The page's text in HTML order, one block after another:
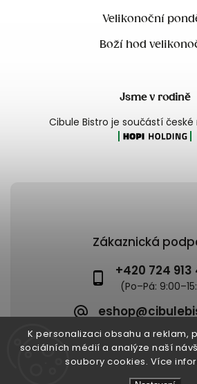
K personalizaci obsahu a reklam,
sociálních médií a analýze naší
soubory cookies. Více
Zákaznická
+420 724 913
Velikonoční
Boží hod
Jsme v rodině
Cibule Bistro je součástí
Cibule Bistro.